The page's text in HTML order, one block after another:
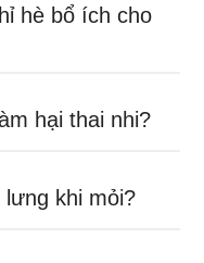
hè bổ ích cho
hại thai nhi?
khi mỏi?